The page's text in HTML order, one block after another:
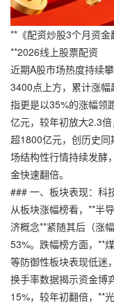
**《配资炒股3个月资金
**2026线上股票配资
近期A股市场热度持续
3400点上方，累计涨
指更是以35%的涨幅领
亿元，较年初放大2.3
超1800亿元，创历史
场结构性行情持续发酵
金快速翻倍。
### 一、板块表现：科
从板块涨幅榜看，**半
济概念**紧随其后（涨
53%。跌幅榜方面，**
等防御性板块表现低迷
换手率数据揭示资金博
15%，较年初翻倍，**